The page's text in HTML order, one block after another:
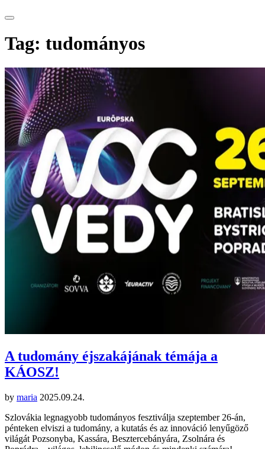
Tag: tudományos
A tudomány éjszakájának témája a
KÁOSZ!
by maria 2025.09.24.
Szlovákia legnagyobb tudományos fesztiválja szeptember 26-án,
pénteken elviszi a tudomány, a kutatás és az innováció lenyűgöző
világát Pozsonyba, Kassára, Besztercebányára, Zsolnára és